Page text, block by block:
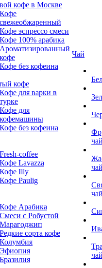
кофе в Москве
Кофе
свежеобжаренный
Кофе эспрессо смеси
Кофе 100% арабика
Ароматизированный
кофе
Кофе без кофеина
кофе
Кофе для варки в
турке
Кофе для
кофемашины
Кофе без кофеина
Fresh-coffee
Кофе Lavazza
Кофе Illy
Кофе Paulig
Кофе Арабика
Смеси с Робустой
Марагоджип
Редкие сорта кофе
Колумбия
Эфиопия
Бразилия
Чай